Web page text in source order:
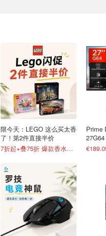
限今天：LEGO 这么买太香
了！第2件直接半价
7折起+叠75折 爆款香水瓶€18
Prime
180Hz